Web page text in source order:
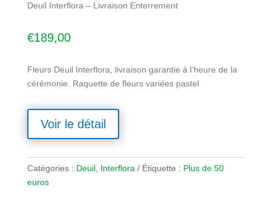
Deuil Interflora – Livraison Enterrement
€189,00
Fleurs Deuil Interflora, livraison garantie à l’heure de la
cérémonie. Raquette de fleurs variées pastel
Voir le détail
Catégories : Deuil, Interflora Étiquette : Plus de 50
euros